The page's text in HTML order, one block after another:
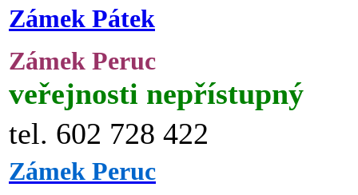
Zámek Pátek
Zámek Peruc
veřejnosti nepřístupný
tel. 602 728 422
Zámek Peruc